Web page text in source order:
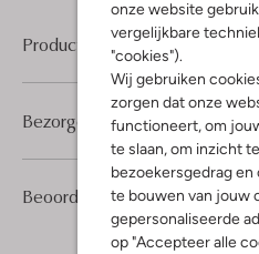
onze website
vergelijkbare
"cookies").
Wij gebruiken
zorgen dat onze
functioneert, om
te slaan, om inzicht
bezoekersgedrag en
te bouwen van jouw
gepersonaliseerde
op "Accepteer alle
Product informatie
Beoordelingen (1) 1
5
Bezorgen & retourneren